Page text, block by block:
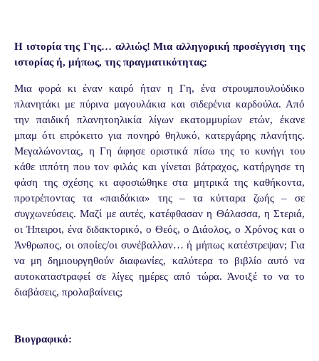
Η ιστορία της Γης… αλλιώς! Μια αλληγορική προσέγγιση της
ιστορίας ή, μήπως, της πραγματικότητας;
Μια φορά κι έναν καιρό ήταν η Γη, ένα στρουμπουλούδικο
πλανητάκι με πύρινα μαγουλάκια και σιδερένια καρδούλα. Από
την παιδική πλανητοηλικία λίγων εκατομμυρίων ετών, έκανε
μπαμ ότι επρόκειτο για πονηρό θηλυκό, κατεργάρης πλανήτης.
Μεγαλώνοντας, η Γη άφησε οριστικά πίσω της το κυνήγι του
κάθε ιππότη που τον φιλάς και γίνεται βάτραχος, κατήργησε τη
φάση της σχέσης κι αφοσιώθηκε στα μητρικά της καθήκοντα,
προτρέποντας τα «παιδάκια» της – τα κύτταρα ζωής – σε
συγχωνεύσεις. Μαζί με αυτές, κατέφθασαν η Θάλασσα, η Στεριά,
οι Ήπειροι, ένα διδακτορικό, ο Θεός, ο Διάολος, ο Χρόνος και ο
Άνθρωπος, οι οποίες/οι συνέβαλλαν… ή μήπως κατέστρεψαν; Για
να μη δημιουργηθούν διαφωνίες, καλύτερα το βιβλίο αυτό να
αυτοκαταστραφεί σε λίγες ημέρες από τώρα. Άνοιξέ το να το
διαβάσεις, προλαβαίνεις;
Βιογραφικό: